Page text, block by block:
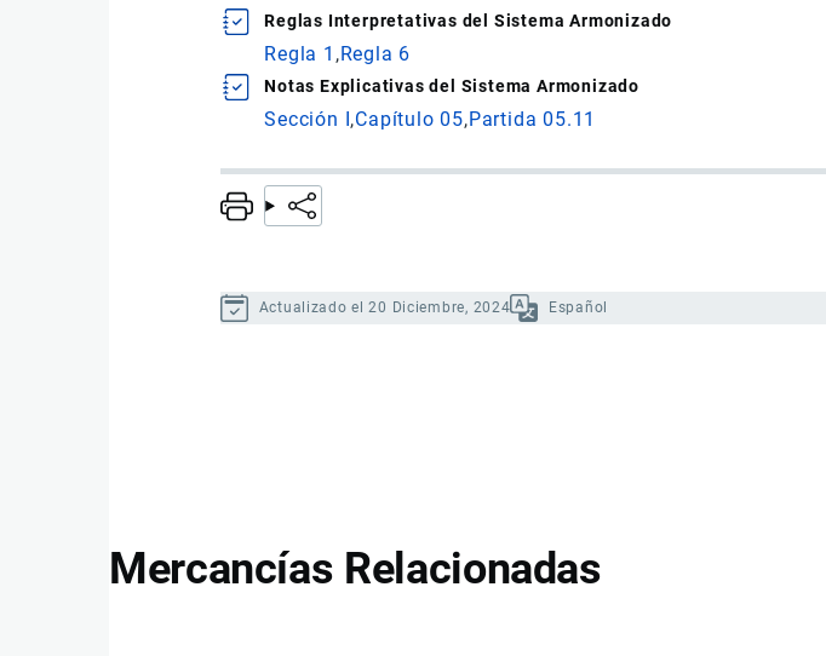
Reglas Interpretativas del Sistema Armonizado
Regla 1 Regla 6
Notas Explicativas del Sistema Armonizado
Sección I Capítulo 05 Partida 05.11
Actualizado el 20 Diciembre, 2024 Español
Mercancías Relacionadas